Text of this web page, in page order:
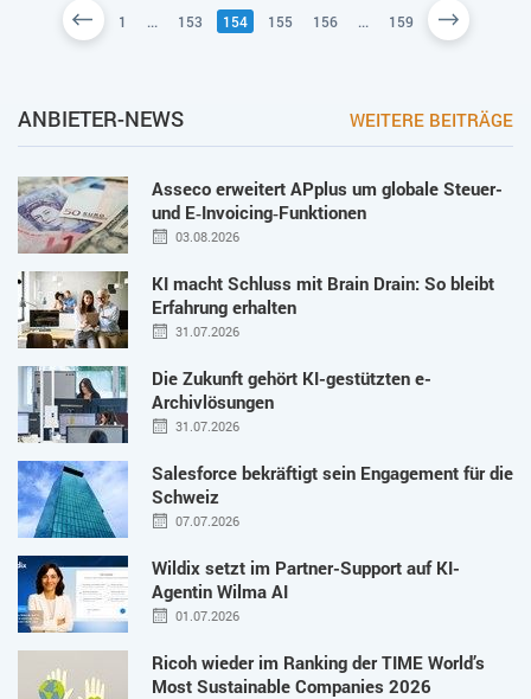
1 ... 153 154 155 156 ... 159
ANBIETER-NEWS WEITERE BEITRÄGE
Asseco erweitert APplus um globale Steuer-
und E‑Invoicing‑Funktionen
03.08.2026
KI macht Schluss mit Brain Drain: So bleibt
Erfahrung erhalten
31.07.2026
Die Zukunft gehört KI-gestützten e-
Archivlösungen
31.07.2026
Salesforce bekräftigt sein Engagement für die
Schweiz
07.07.2026
Wildix setzt im Partner-Support auf KI-
Agentin Wilma AI
01.07.2026
Ricoh wieder im Ranking der TIME World’s
Most Sustainable Companies 2026